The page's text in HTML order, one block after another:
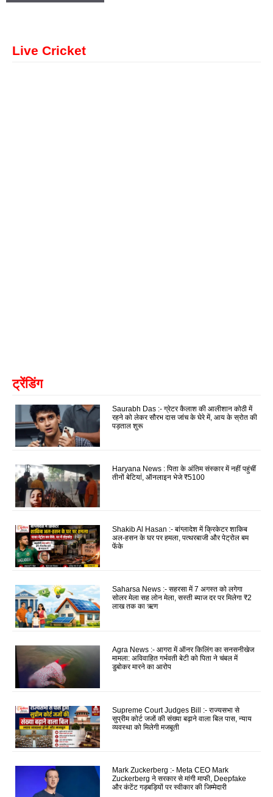
Live Cricket
ट्रेंडिंग
Saurabh Das :- ग्रेटर कैलाश की आलीशान कोठी में
रहने को लेकर सौरभ दास जांच के घेरे में, आय के स्रोत की
पड़ताल शुरू
Haryana News : पिता के अंतिम संस्कार में नहीं पहुंचीं
तीनों बेटियां, ऑनलाइन भेजे ₹5100
Shakib Al Hasan :- बांग्लादेश में क्रिकेटर शाकिब
अल-हसन के घर पर हमला, पत्थरबाजी और पेट्रोल बम
फेंके
Saharsa News :- सहरसा में 7 अगस्त को लगेगा
सोलर मेला सह लोन मेला, सस्ती ब्याज दर पर मिलेगा ₹2
लाख तक का ऋण
Agra News :- आगरा में ऑनर किलिंग का सनसनीखेज
मामला: अविवाहित गर्भवती बेटी को पिता ने चंबल में
डुबोकर मारने का आरोप
Supreme Court Judges Bill :- राज्यसभा से
सुप्रीम कोर्ट जजों की संख्या बढ़ाने वाला बिल पास, न्याय
व्यवस्था को मिलेगी मजबूती
Mark Zuckerberg :- Meta CEO Mark
Zuckerberg ने सरकार से मांगी माफी, Deepfake
और कंटेंट गड़बड़ियों पर स्वीकार की जिम्मेदारी